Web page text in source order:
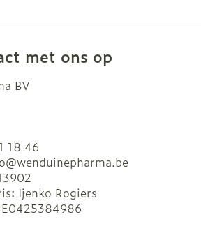
met ons op
BV
18 46
wenduinepharma.be
Ijenko Rogiers